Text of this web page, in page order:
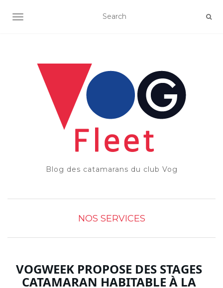
OUVRIR/FERMER LA NAVIGATION
Blog des catamarans du club Vog
NOS SERVICES
VOGWEEK PROPOSE DES STAGES
CATAMARAN HABITABLE À LA